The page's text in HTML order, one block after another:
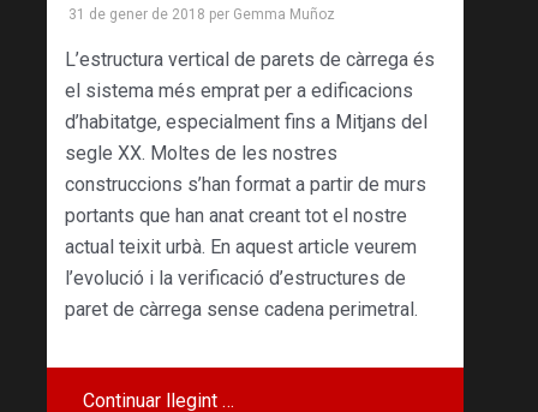
31 de gener de 2018 per Gemma Muñoz
L’estructura vertical de parets de càrrega és
el sistema més emprat per a edificacions
d’habitatge, especialment fins a Mitjans del
segle XX. Moltes de les nostres
construccions s’han format a partir de murs
portants que han anat creant tot el nostre
actual teixit urbà. En aquest article veurem
l’evolució i la verificació d’estructures de
paret de càrrega sense cadena perimetral.
Continuar llegint …